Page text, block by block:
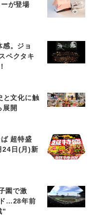
ーが登場
感。ジョ
ペクタキ
と文化に触
展開
ば 超特盛
24日(月)新
園で激
…28年前
”